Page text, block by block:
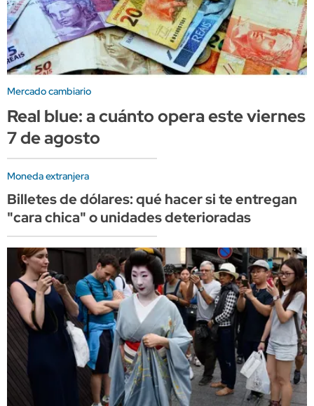
Mercado cambiario
Real blue: a cuánto opera este viernes
7 de agosto
Moneda extranjera
Billetes de dólares: qué hacer si te entregan
"cara chica" o unidades deterioradas